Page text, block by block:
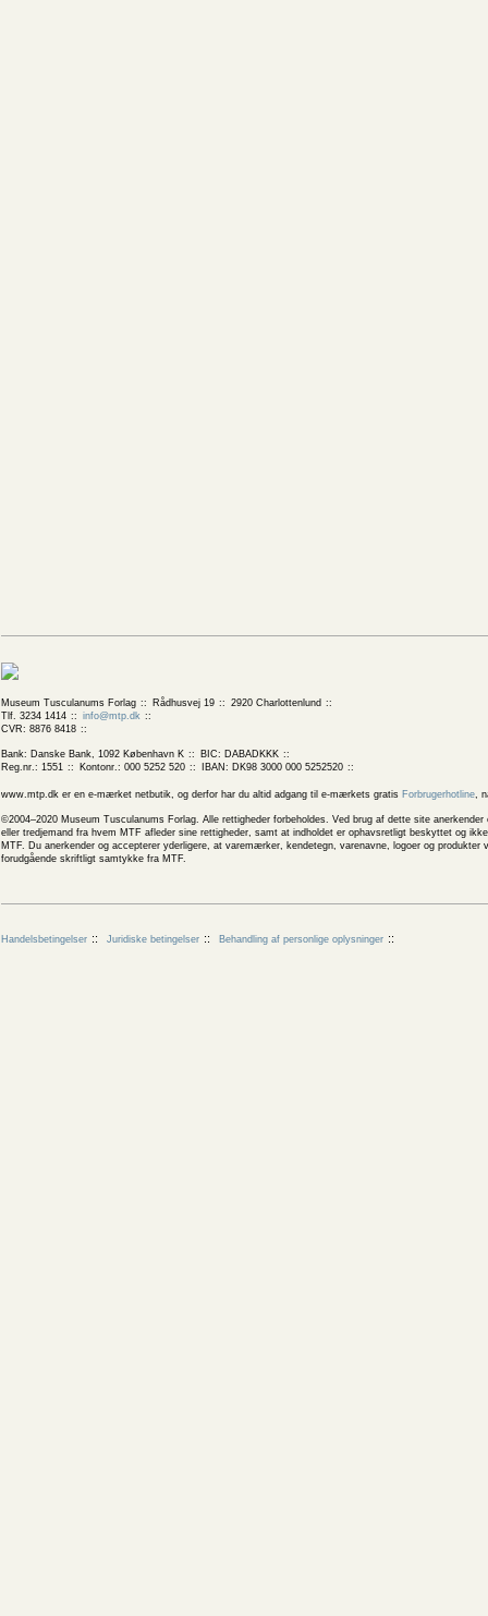
Museum Tusculanums Forlag Rådhusvej 19
2920 Charlottenlund
Tlf. 3234 1414
info@mtp.dk
CVR: 8876 8418
Bank: Danske Bank, 1092 København K
BIC: DABADKKK
Reg.nr.: 1551
Kontonr.: 000 5252 520 IBAN: DK98 3000 000 5252520
www.mtp.dk er en e-mærket netbutik, og derfor har du altid adgang til e-mærkets gratis Forbrugerhotline,
©2004–2020 Museum Tusculanums Forlag. Alle rettigheder forbeholdes. Ved brug af dette site
eller tredjemand fra hvem MTF afleder sine rettigheder, samt at indholdet er ophavsretligt beskyttet og
MTF. Du anerkender og accepterer yderligere, at varemærker, kendetegn, varenavne, logoer og
forudgående skriftligt samtykke fra MTF.
Handelsbetingelser Juridiske betingelser Behandling af personlige oplysninger